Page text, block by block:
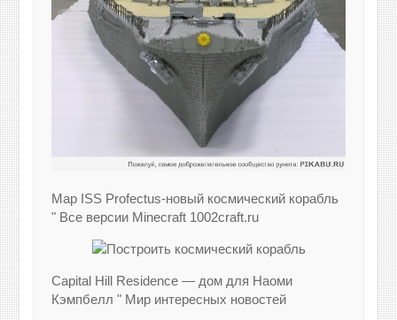
Map ISS Profectus-новый космический корабль
" Все версии Minecraft 1002craft.ru
Capital Hill Residence — дом для Наоми
Кэмпбелл " Мир интересных новостей